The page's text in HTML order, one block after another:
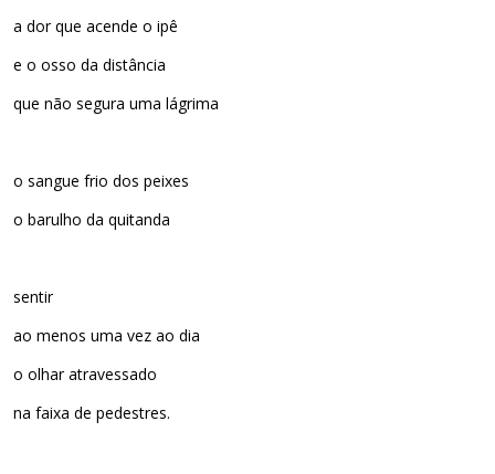
a dor que acende o ipê
e o osso da distância
que não segura uma lágrima
o sangue frio dos peixes
o barulho da quitanda
sentir
ao menos uma vez ao dia
o olhar atravessado
na faixa de pedestres.